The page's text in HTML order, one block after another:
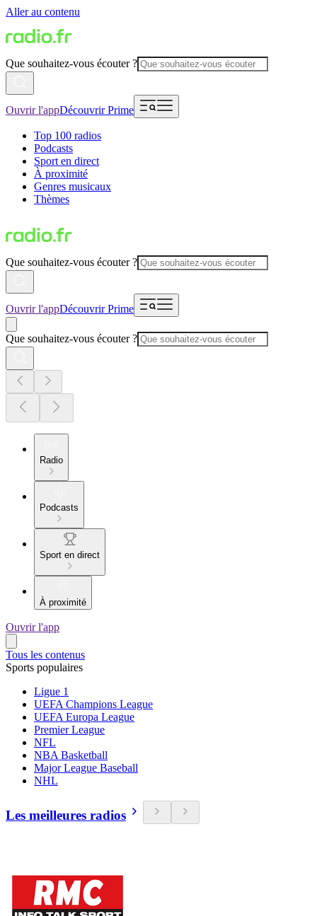
Aller au contenu
Que souhaitez-vous écouter ?
Ouvrir l'appDécouvrir Prime
Top 100 radios
Podcasts
Sport en direct
À proximité
Genres musicaux
Thèmes
Que souhaitez-vous écouter ?
Ouvrir l'appDécouvrir Prime
Que souhaitez-vous écouter ?
Radio
Podcasts
Sport en direct
À proximité
Ouvrir l'app
Tous les contenus
Sports populaires
Ligue 1
UEFA Champions League
UEFA Europa League
Premier League
NFL
NBA Basketball
Major League Baseball
NHL
Les meilleures radios